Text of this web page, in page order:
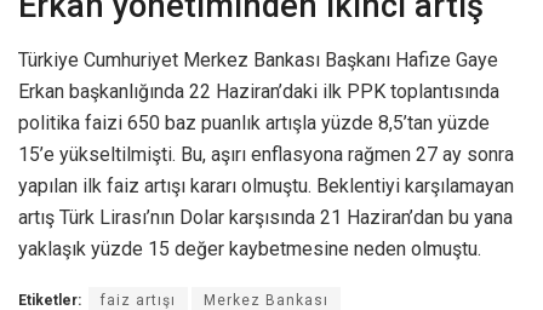
Türkiye Cumhuriyet Merkez Bankası Başkanı Hafize Gaye
Erkan başkanlığında 22 Haziran’daki ilk PPK toplantısında
politika faizi 650 baz puanlık artışla yüzde 8,5’tan yüzde
15’e yükseltilmişti. Bu, aşırı enflasyona rağmen 27 ay sonra
yapılan ilk faiz artışı kararı olmuştu. Beklentiyi karşılamayan
artış Türk Lirası’nın Dolar karşısında 21 Haziran’dan bu yana
yaklaşık yüzde 15 değer kaybetmesine neden olmuştu.
Etiketler: faiz artışı Merkez Bankası